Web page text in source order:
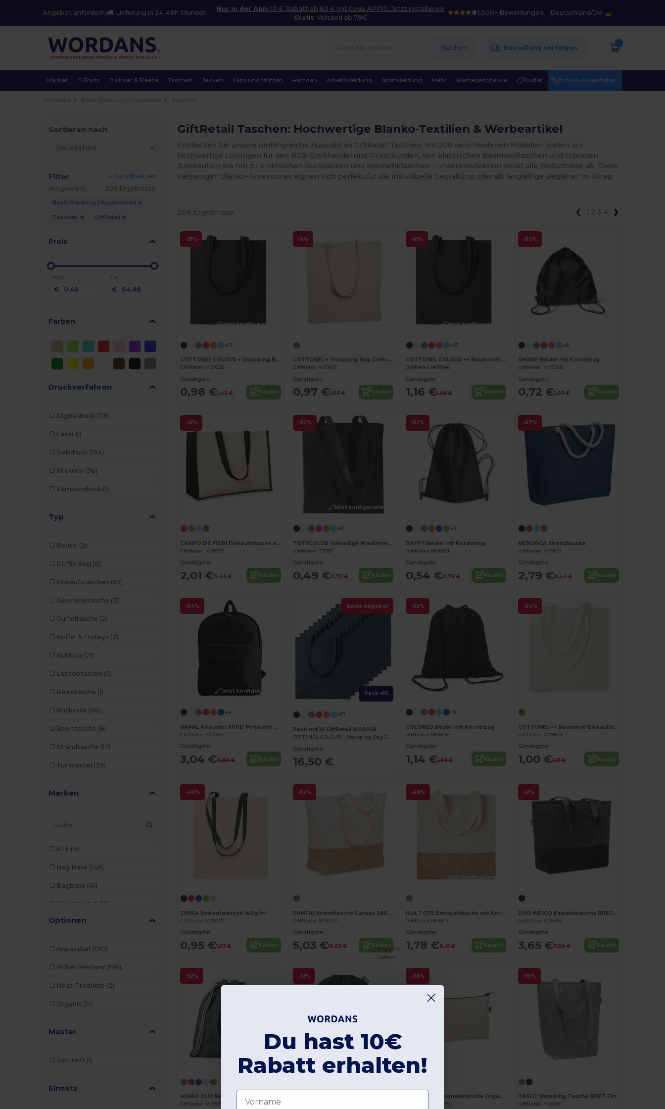
Angebot anfordern Lieferung in 24-48h Stunden
Nur in der App: 10 € Rabatt ab 80 € mit Code APP10. Jetzt installieren!
GratisVersand ab 79€
1.000+ Bewertungen Deutschland/De
Suchen Bestellung verfolgen
Marken T-Shirts Pullover & Fleece Taschen Jacken Caps und Mützen Hemden Arbeitskleidung Sportkleidung Mehr Werbegeschenke Outlet Individuell gestalten!
Sortieren nach
Filter
« Zurücksetzen
Ausgewählt
208 Ergebnisse.
Basic Kleidung | Accessoires
Taschen GiftRetail
Preis
Von
€
Zu
€
Farben
Druckverfahren
Digitaldruck (73)
Laser (1)
Siebdruck (194)
Stickerei (36)
Tampondruck (1)
Typ
Beutel (2)
Duffle Bag (6)
Einkaufstaschen (57)
Geschenktasche (2)
Gürteltasche (2)
Koffer & Trolleys (2)
Kühlbox (21)
Laptoptasche (5)
Reisetasche (1)
Rucksack (56)
Sporttasche (8)
Strandtasche (17)
Turnbeutel (29)
Marken
ATF (9)
Bag Base (148)
Bagbase (41)
Black&Match (10)
Branve (7)
GiftRetail
Korntex
Optionen
Anpassbar (190)
Hoher Bestand (196)
Neue Produkte (2)
Organic (17)
Muster
Gestreift (1)
Einsatz
GiftRetail Taschen: Hochwertige Blanko-Textilien & Werbeartikel
Entdecken Sie unsere umfangreiche Auswahl an GiftRetail Taschen. Mit 208 verschiedenen Modellen bieten wir
hochwertige Lösungen für den B2B-Großhandel und Privatkunden. Von klassischen Baumwolltaschen und robusten
Jutebeuteln bis hin zu praktischen Rucksäcken und Kosmetiktaschen – unsere Kollektion deckt alle Bedürfnisse ab. Diese
vielseitigen Blanko-Accessoires eignen sich perfekt für die individuelle Gestaltung oder als langlebige Begleiter im Alltag.
208 Ergebnisse. 1 2 3 4
-31%
Jetzt konfigurieren!
+17
COTTONEL COLOUR + Shopping Bag Cotton 140g/m²
GiftRetail MO9268
Günstigste:
0,98 €1,43 € Kaufen
-9%
COTTONEL + Shopping Bag Cotton 140g/m²
GiftRetail MO9267
Günstigste:
0,97 €1,07 € Kaufen
-41%
Jetzt konfigurieren!
+17
COTTONEL COLOUR ++ Baumwoll-Einkaufstasche 180gr MO9846-
GiftRetail MO9846
Günstigste:
1,16 €1,98 € Kaufen
-32%
+9
SHOOP Beutel mit Kordelzug
GiftRetail MO7208
Günstigste:
0,72 €1,07 € Kaufen
-41%
CAMPO DE FIORI Einkaufstasche aus Jutestoff
GiftRetail MO8967
Günstigste:
2,01 €3,44 € Kaufen
-32%
Jetzt konfigurieren!
+8
TOTECOLOR Vielseitige Wiederverwendbare Einkaufs- und Strandtasche
GiftRetail IT3787
Günstigste:
0,49 €0,72 € Kaufen
-32%
+2
DAFFY Beutel mit Kordelzug
GiftRetail MO8031
Günstigste:
0,54 €0,79 € Kaufen
-67%
MENORCA Strandtasche
GiftRetail MO9813
Günstigste:
2,79 €8,44 € Kaufen
-34%
Jetzt konfigurieren!
+4
BAPAL Robuster 600D Polyester Rucksack mit Reißverschlusstasche
GiftRetail KC2364
Günstigste:
3,04 €4,60 € Kaufen
Beste Angebot
Pack x10
+17
Pack mit 10 GiftRetail MO9268
COTTONEL COLOUR + Shopping Bag Cotton 140g/m²
Günstigste:
16,50 €
-32%
Jetzt konfigurieren!
+5
COLORED Beutel mit Kordelzug
GiftRetail MO8484
Günstigste:
1,14 €1,69 € Kaufen
-24%
COTTONEL ++ Baumwoll-Einkaufstasche
GiftRetail MO9845
Günstigste:
1,00 €1,31 € Kaufen
-40%
ZEVRA Einkaufstasche 140g/m²
GiftRetail MO6437
Günstigste:
0,95 €1,57 € Kaufen
-52%
PANTAI Strandtasche Canvas 280 g/m²
GiftRetail MO6720
Günstigste:
5,03 €10,53 € Kaufen
-48%
Jetzt konfigurieren!
ILLA TOTE Einkaufstasche mit Korkbesatz
GiftRetail MO9517
Günstigste:
1,78 €3,41 € Kaufen
-51%
DUO INDICO Einkaufstasche RPET-Filz
GiftRetail MO6455
Günstigste:
3,65 €7,50 € Kaufen
-52%
Jetzt konfigurieren!
GiftRetail MO9603
-31%
Jetzt konfigurieren!
-36%
Organic
Cotton
PESACARA Kosmetiktasche Organic Cotton
GiftRetail MO2379
-55%
Jetzt konfigurieren!
TASLO Shopping Tasche RPET-Filz
GiftRetail MO6185
Du hast 10€
Rabatt erhalten!
Vorname